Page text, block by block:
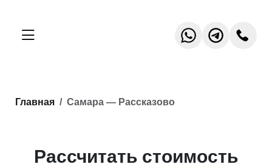
Главная Самара — Рассказово
Рассчитать стоимость